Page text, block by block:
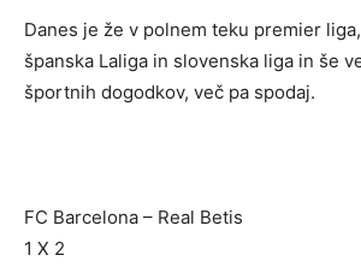
Danes je že v polnem teku premier
španska Laliga in slovenska liga in še
športnih dogodkov, več pa spodaj.
FC Barcelona – Real Betis
1 X 2